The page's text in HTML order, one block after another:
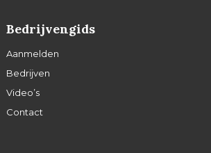
Bedrijvengids
Aanmelden
Bedrijven
Video’s
Contact